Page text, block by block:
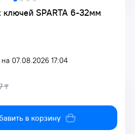
SPARTA 6-32мм
07.08.2026 17:04
₸
в корзину